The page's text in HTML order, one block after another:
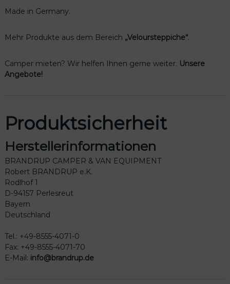
Made in Germany.
Mehr Produkte aus dem Bereich „Veloursteppiche“.
Camper mieten? Wir helfen Ihnen gerne weiter. Unsere
Angebote!
Produktsicherheit
Herstellerinformationen
BRANDRUP CAMPER & VAN EQUIPMENT
Robert BRANDRUP e.K.
Rodlhof 1
D-94157 Perlesreut
Bayern
Deutschland
Tel.: +49-8555-4071-0
Fax: +49-8555-4071-70
E-Mail: info@brandrup.de